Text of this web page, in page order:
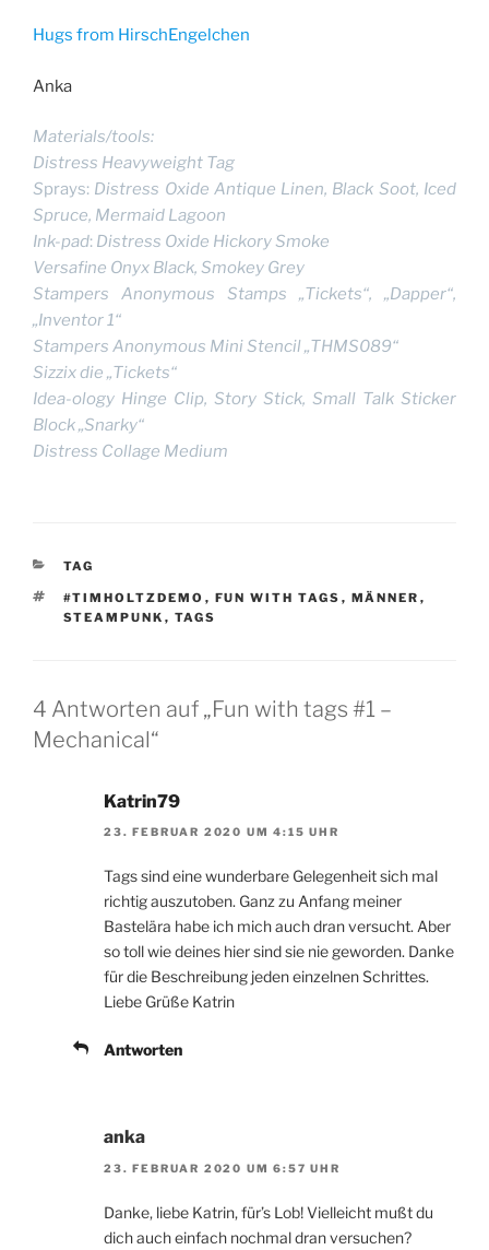
Hugs from HirschEngelchen
Anka
Materials/tools:
Distress Heavyweight Tag
Sprays: Distress Oxide Antique Linen, Black Soot, Iced
Spruce, Mermaid Lagoon
Ink-pad: Distress Oxide Hickory Smoke
Versafine Onyx Black, Smokey Grey
Stampers Anonymous Stamps „Tickets“, „Dapper“,
„Inventor 1“
Stampers Anonymous Mini Stencil „THMS089“
Sizzix die „Tickets“
Idea-ology Hinge Clip, Story Stick, Small Talk Sticker
Block „Snarky“
Distress Collage Medium
KATEGORIEN
TAG
SCHLAGWÖRTER
#TIMHOLTZDEMO , FUN WITH TAGS , MÄNNER ,
STEAMPUNK , TAGS
4 Antworten auf „Fun with tags #1 –
Mechanical“
Katrin79
23. FEBRUAR 2020 UM 4:15 UHR
Tags sind eine wunderbare Gelegenheit sich mal
richtig auszutoben. Ganz zu Anfang meiner
Bastelära habe ich mich auch dran versucht. Aber
so toll wie deines hier sind sie nie geworden. Danke
für die Beschreibung jeden einzelnen Schrittes.
Liebe Grüße Katrin
Antworten
anka
23. FEBRUAR 2020 UM 6:57 UHR
Danke, liebe Katrin, für’s Lob! Vielleicht mußt du
dich auch einfach nochmal dran versuchen?